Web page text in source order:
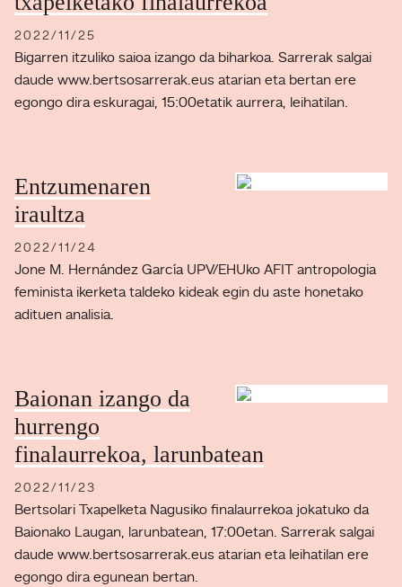
2022/11/25
Bigarren itzuliko saioa izango da biharkoa. Sarrerak salgai
daude www.bertsosarrerak.eus atarian eta bertan ere
egongo dira eskuragai, 15:00etatik aurrera, leihatilan.
Entzumenaren
iraultza
2022/11/24
Jone M. Hernández García UPV/EHUko AFIT antropologia
feminista ikerketa taldeko kideak egin du aste honetako
adituen analisia.
Baionan izango da
hurrengo
finalaurrekoa, larunbatean
2022/11/23
Bertsolari Txapelketa Nagusiko finalaurrekoa jokatuko da
Baionako Laugan, larunbatean, 17:00etan. Sarrerak salgai
daude www.bertsosarrerak.eus atarian eta leihatilan ere
egongo dira egunean bertan.